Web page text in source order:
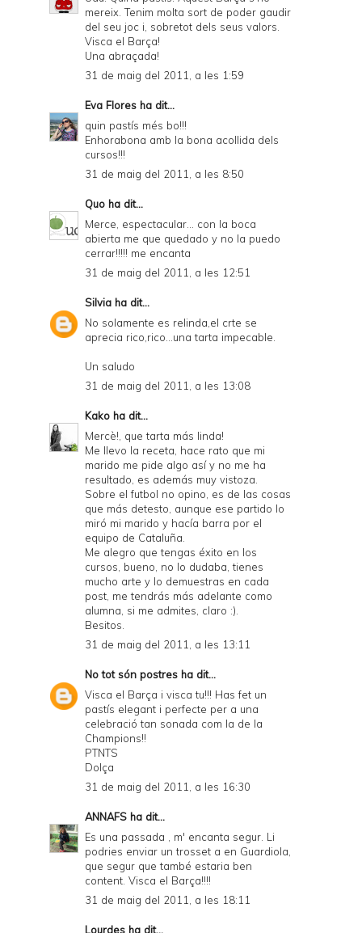
mereix. Tenim molta sort de poder gaudir
del seu joc i, sobretot dels seus valors.
Visca el Barça!
Una abraçada!
31 de maig del 2011, a les 1:59
Eva Flores ha dit...
quin pastís més bo!!!
Enhorabona amb la bona acollida dels
cursos!!!
31 de maig del 2011, a les 8:50
Quo ha dit...
Merce, espectacular... con la boca
abierta me que quedado y no la puedo
cerrar!!!!! me encanta
31 de maig del 2011, a les 12:51
Silvia ha dit...
No solamente es relinda,el crte se
aprecia rico,rico...una tarta impecable.
Un saludo
31 de maig del 2011, a les 13:08
Kako ha dit...
Mercè!, que tarta más linda!
Me llevo la receta, hace rato que mi
marido me pide algo así y no me ha
resultado, es además muy vistoza.
Sobre el futbol no opino, es de las cosas
que más detesto, aunque ese partido lo
miró mi marido y hacía barra por el
equipo de Cataluña.
Me alegro que tengas éxito en los
cursos, bueno, no lo dudaba, tienes
mucho arte y lo demuestras en cada
post, me tendrás más adelante como
alumna, si me admites, claro :).
Besitos.
31 de maig del 2011, a les 13:11
No tot són postres ha dit...
Visca el Barça i visca tu!!! Has fet un
pastís elegant i perfecte per a una
celebració tan sonada com la de la
Champions!!
PTNTS
Dolça
31 de maig del 2011, a les 16:30
ANNAFS ha dit...
Es una passada , m' encanta segur. Li
podries enviar un trosset a en Guardiola,
que segur que també estaria ben
content. Visca el Barça!!!!
31 de maig del 2011, a les 18:11
Lourdes ha dit...